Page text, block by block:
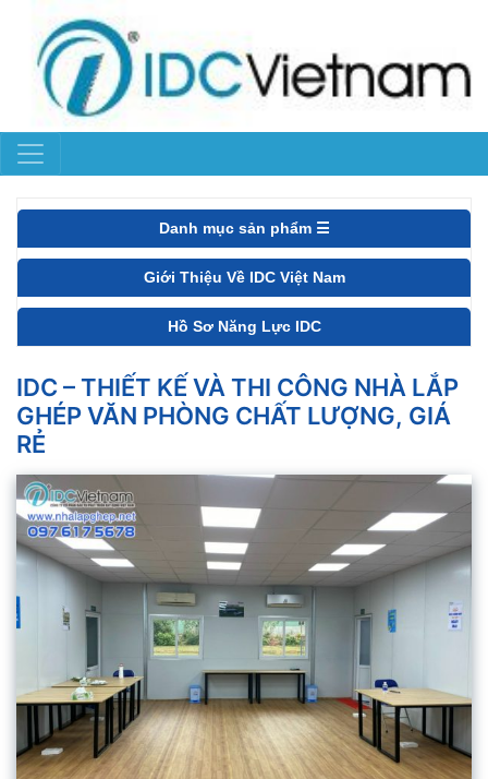
Danh mục sản phẩm ☰
Giới Thiệu Về IDC Việt Nam
Hồ Sơ Năng Lực IDC
IDC – THIẾT KẾ VÀ THI CÔNG NHÀ LẮP
GHÉP VĂN PHÒNG CHẤT LƯỢNG, GIÁ
RẺ